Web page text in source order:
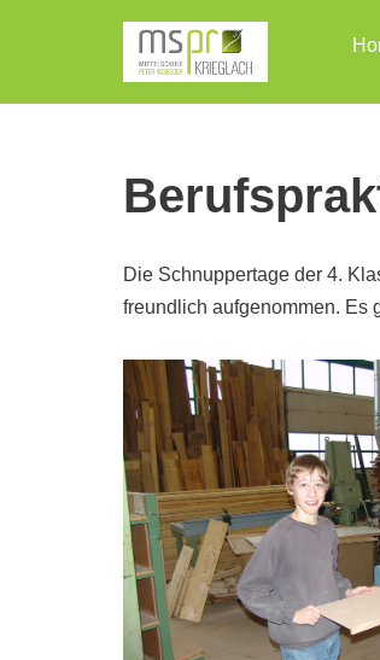
Inhalt
Die Schnuppertage der 4.
freundlich aufgenommen. Es